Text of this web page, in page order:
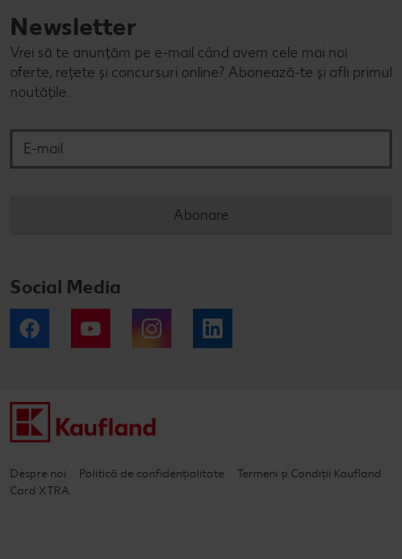
Newsletter
Vrei să te anunțăm pe e-mail când avem cele mai noi
oferte, rețete și concursuri online? Abonează-te și afli primul
noutățile.
Abonare
Social Media
Facebook YouTube Instagram
Despre noi Politică de confidențialitate
Termeni și Condiții Kaufland
Card XTRA